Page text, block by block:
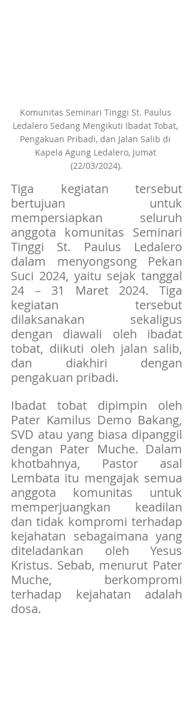
Komunitas Seminari Tinggi St. Paulus
Ledalero Sedang Mengikuti Ibadat Tobat,
Pengakuan Pribadi, dan Jalan Salib di
Kapela Agung Ledalero, Jumat
(22/03/2024).
Tiga kegiatan tersebut
bertujuan untuk
mempersiapkan seluruh
anggota komunitas Seminari
Tinggi St. Paulus Ledalero
dalam menyongsong Pekan
Suci 2024, yaitu sejak tanggal
24 – 31 Maret 2024. Tiga
kegiatan tersebut
dilaksanakan sekaligus
dengan diawali oleh ibadat
tobat, diikuti oleh jalan salib,
dan diakhiri dengan
pengakuan pribadi.
Ibadat tobat dipimpin oleh
Pater Kamilus Demo Bakang,
SVD atau yang biasa dipanggil
dengan Pater Muche. Dalam
khotbahnya, Pastor asal
Lembata itu mengajak semua
anggota komunitas untuk
memperjuangkan keadilan
dan tidak kompromi terhadap
kejahatan sebagaimana yang
diteladankan oleh Yesus
Kristus. Sebab, menurut Pater
Muche, berkompromi
terhadap kejahatan adalah
dosa.